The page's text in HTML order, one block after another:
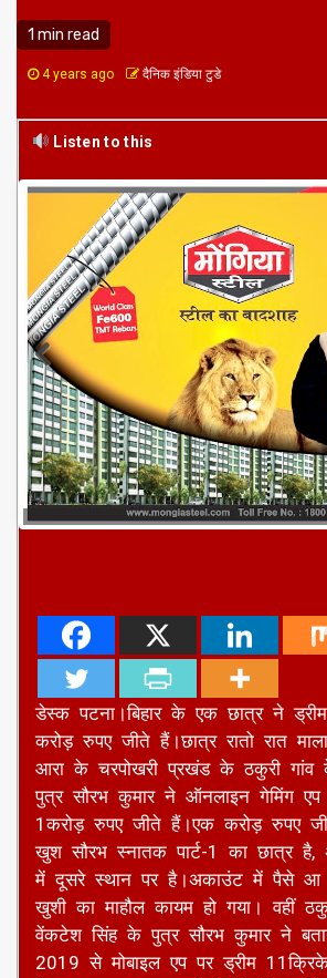
1 min read
4 years ago दैनिक इंडिया टुडे
Listen to this
डेस्क पटना।बिहार के एक छात्र ने
करोड़ रुपए जीते हैं।छात्र रातो रात
आरा के चरपोखरी प्रखंड के ठकुरी
पुत्र सौरभ कुमार ने ऑनलाइन गेमिंग
1करोड़ रुपए जीते हैं।एक करोड़ रुपए
खुश सौरभ स्नातक पार्ट-1 का छात्र है,
में दूसरे स्थान पर है।अकाउंट में पैसे आ
खुशी का माहौल कायम हो गया। वहीं
वेंकटेश सिंह के पुत्र सौरभ कुमार ने
2019 से मोबाइल एप पर ड्रीम